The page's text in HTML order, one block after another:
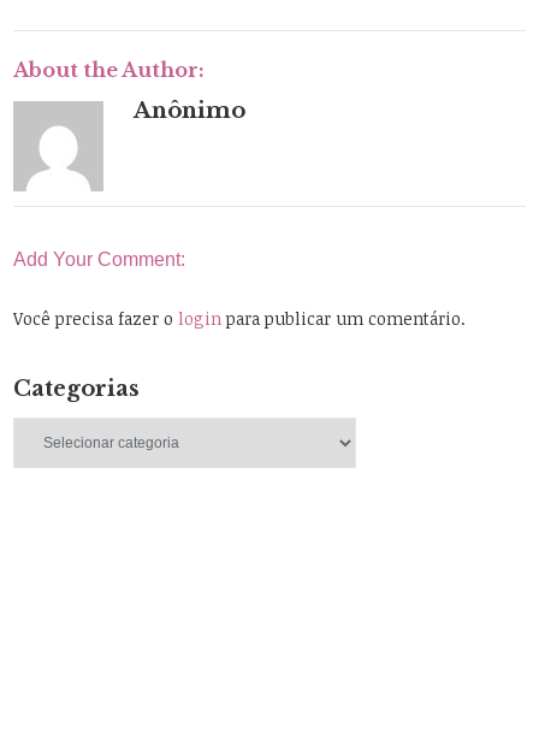
About the Author:
Anônimo
Add Your Comment:
Você precisa fazer ologin para publicar um comentário.
Categorias